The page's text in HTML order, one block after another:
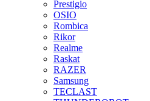
Prestigio
OSIO
Rombica
Rikor
Realme
Raskat
RAZER
Samsung
TECLAST